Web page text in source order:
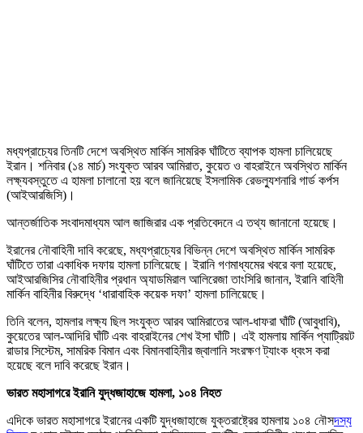
মধ্যপ্রাচ্যের তিনটি দেশে অবস্থিত মার্কিন সামরিক ঘাঁটিতে ব্যাপক হামলা চালিয়েছে
ইরান। শনিবার (১৪ মার্চ) সংযুক্ত আরব আমিরাত, কুয়েত ও বাহরাইনে অবস্থিত মার্কিন
লক্ষ্যবস্তুতে এ হামলা চালানো হয় বলে জানিয়েছে ইসলামিক রেভল্যুশনারি গার্ড কর্পস
(আইআরজিসি)।
আন্তর্জাতিক সংবাদমাধ্যম আল জাজিরার এক প্রতিবেদনে এ তথ্য জানানো হয়েছে।
ইরানের নৌবাহিনী দাবি করেছে, মধ্যপ্রাচ্যের বিভিন্ন দেশে অবস্থিত মার্কিন সামরিক
ঘাঁটিতে তারা একাধিক দফায় হামলা চালিয়েছে। ইরানি গণমাধ্যমের খবরে বলা হয়েছে,
আইআরজিসির নৌবাহিনীর প্রধান অ্যাডমিরাল আলিরেজা তাংসিরি জানান, ইরানি বাহিনী
মার্কিন বাহিনীর বিরুদ্ধে ‘ধারাবাহিক কয়েক দফা’ হামলা চালিয়েছে।
তিনি বলেন, হামলার লক্ষ্য ছিল সংযুক্ত আরব আমিরাতের আল-ধাফরা ঘাঁটি (আবুধাবি),
কুয়েতের আল-আদিরি ঘাঁটি এবং বাহরাইনের শেখ ইসা ঘাঁটি। এই হামলায় মার্কিন প্যাট্রিয়ট
রাডার সিস্টেম, সামরিক বিমান এবং বিমানবাহিনীর জ্বালানি সংরক্ষণ ট্যাংক ধ্বংস করা
হয়েছে বলে দাবি করেছে ইরান।
ভারত মহাসাগরে ইরানি যুদ্ধজাহাজে হামলা, ১০৪ নিহত
এদিকে ভারত মহাসাগরে ইরানের একটি যুদ্ধজাহাজে যুক্তরাষ্ট্রের হামলায় ১০৪ নৌসদস্য